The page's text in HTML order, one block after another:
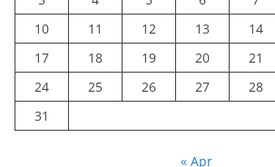
10
11 12 13 14
17
18 19 20 21
24
25 26 27 28
31
« Apr